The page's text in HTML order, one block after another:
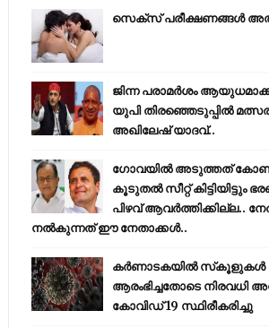
സെക്സ് പരീക്ഷണങ്ങൾ
ജിന്ന പരാമര്‍ശം
യുപി തിരഞ്ഞെടുപ്പില്‍
അഖിലേഷ് യാദവ്..
ഗോവയിൽ അടുത്തത്
കൂടുതൽ സീറ്റ് കിട്ടിയിട്ടും
പിഴവ് ആവർത്തിക്കില്ല..
നൽകുന്നത് ഈ നേതാക്കൾ..
കര്‍ണാടകയില്‍ സ്‌കൂളുകള്‍
ആരംഭിച്ചതോടെ നിരവധി
കോവിഡ് 19 സ്ഥിരീകരിച്ചു